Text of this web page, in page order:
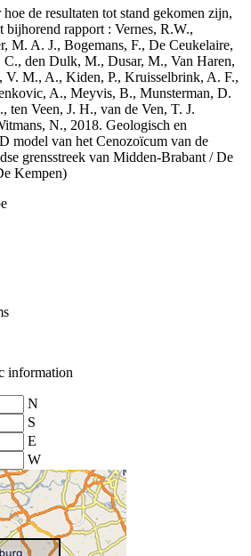
de resultaten tot stand gekomen zijn,
bijhorend rapport : Vernes, R.W.,
M. A. J., Bogemans, F., De Ceukelaire,
den Dulk, M., Dusar, M., Van Haren,
V. M., A., Kiden, P., Kruisselbrink, A. F.,
A., Meyvis, B., Munsterman, D.
ten Veen, J. H., van de Ven, T. J.
N., 2018. Geologisch en
model van het Cenozoïcum van de
grensstreek van Midden-Brabant / De
Kempen)
information
N
S
E
W